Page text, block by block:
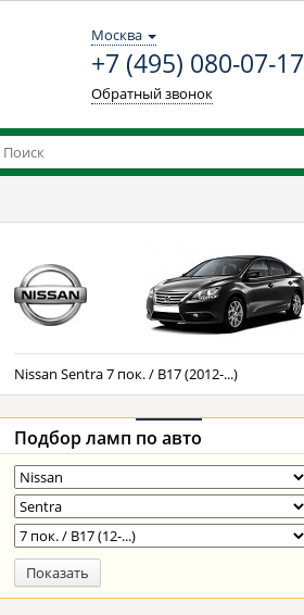
Москва
+7 (495) 080-07-17
Обратный звонок
Nissan Sentra 7 пок. / B17 (2012-...)
Подбор ламп по авто
Показать